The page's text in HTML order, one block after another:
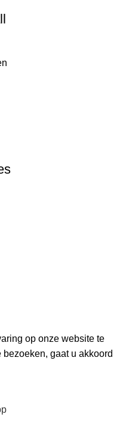
op onze website te
gaat u akkoord